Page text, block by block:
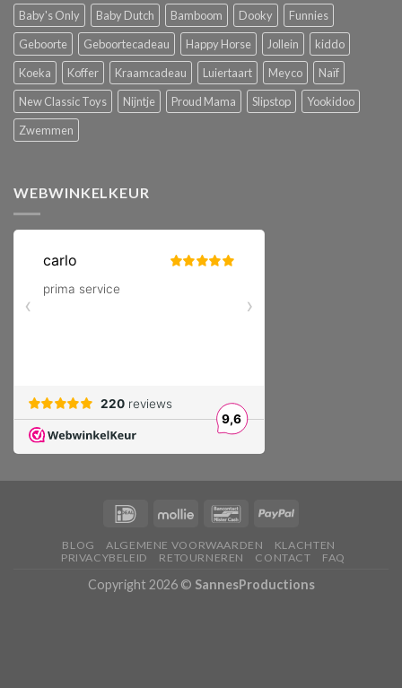
Baby's Only Baby Dutch Bamboom Dooky
Funnies
Geboorte
Geboortecadeau Happy Horse Jollein
kiddo
Koeka
Koffer Kraamcadeau Luiertaart Meyco
Naïf
New Classic Toys
Nijntje Proud Mama Slipstop
Yookidoo
Zwemmen
WEBWINKELKEUR
BLOG ALGEMENE VOORWAARDEN
KLACHTEN
PRIVACYBELEID
RETOURNEREN CONTACT FAQ
Copyright 2026 © SannesProductions